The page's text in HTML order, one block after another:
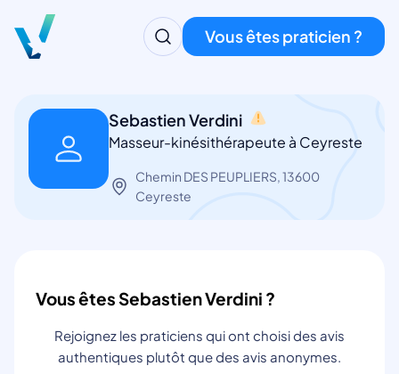
Vous êtes praticien ?
Sebastien Verdini
Masseur-kinésithérapeute à Ceyreste
Chemin DES PEUPLIERS, 13600
Ceyreste
Vous êtes Sebastien Verdini ?
Rejoignez les praticiens qui ont choisi des avis
authentiques plutôt que des avis anonymes.